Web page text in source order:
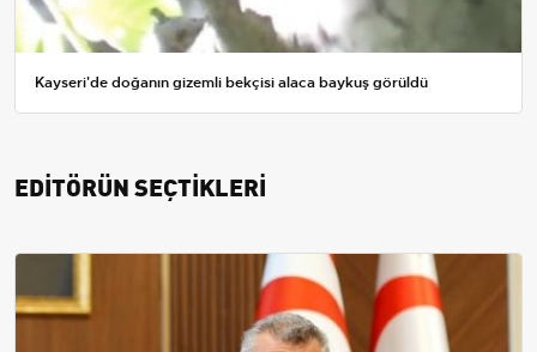
Kayseri'de doğanın gizemli bekçisi alaca baykuş görüldü
EDİTÖRÜN SEÇTİKLERİ